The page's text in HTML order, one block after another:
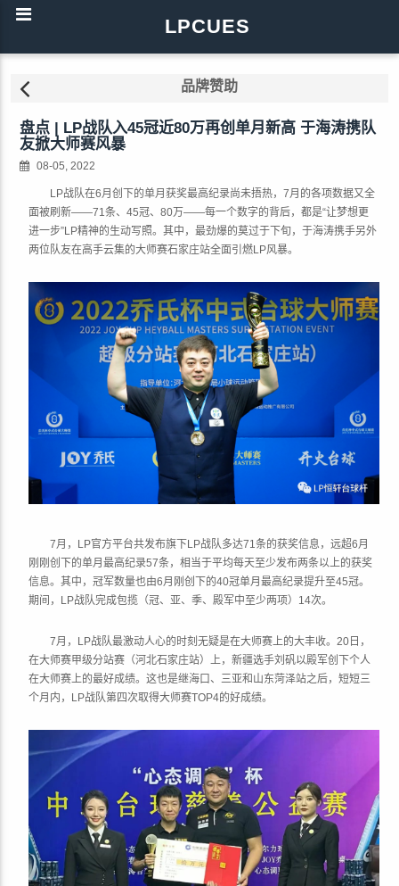
LPCUES
品牌赞助
盘点 | LP战队入45冠近80万再创单月新高 于海涛携队
友掀大师赛风暴
08-05, 2022
LP战队在6月创下的单月获奖最高纪录尚未捂热，7月的各项数据又全
面被刷新——71条、45冠、80万——每一个数字的背后，都是“让梦想更
进一步”LP精神的生动写照。其中，最劲爆的莫过于下旬，于海涛携手另外
两位队友在高手云集的大师赛石家庄站全面引燃LP风暴。
7月，LP官方平台共发布旗下LP战队多达71条的获奖信息，远超6月
刚刚创下的单月最高纪录57条，相当于平均每天至少发布两条以上的获奖
信息。其中，冠军数量也由6月刚创下的40冠单月最高纪录提升至45冠。
期间，LP战队完成包揽（冠、亚、季、殿军中至少两项）14次。
7月，LP战队最激动人心的时刻无疑是在大师赛上的大丰收。20日，
在大师赛甲级分站赛（河北石家庄站）上，新疆选手刘矾以殿军创下个人
在大师赛上的最好成绩。这也是继海口、三亚和山东菏泽站之后，短短三
个月内，LP战队第四次取得大师赛TOP4的好成绩。